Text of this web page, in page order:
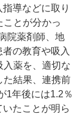
導などに取り
とが分かっ
院薬剤師、地
の教育や吸入
入薬を、適切な
た結果、連携前
1年後には1.2％
たことが明ら